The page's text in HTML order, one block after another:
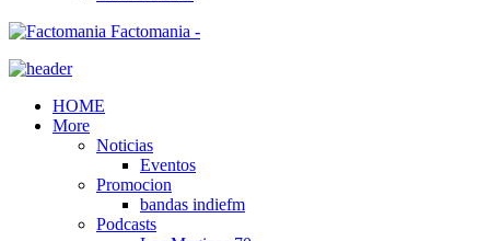
Factomania -
HOME
More
Noticias
Eventos
Promocion
bandas indiefm
Podcasts